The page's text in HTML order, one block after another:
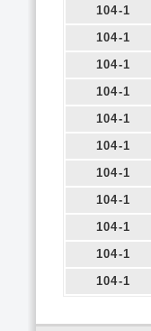
104-1
104-1
104-1
104-1
104-1
104-1
104-1
104-1
104-1
104-1
104-1